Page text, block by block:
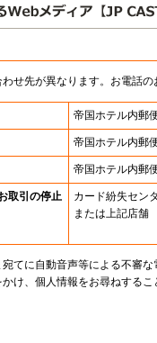
せ先が異なります。お電話の
帝国ホテル内郵
帝国ホテル内郵
帝国ホテル内郵
取引の停止 カード紛失セン
または上記店舗
てに自動音声等による不審
け、個人情報をお尋ねするこ